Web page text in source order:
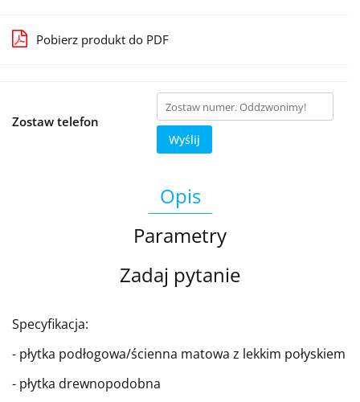
Pobierz produkt do PDF
Zostaw telefon
Wyślij
Opis
Parametry
Zadaj pytanie
Specyfikacja:
- płytka podłogowa/ścienna matowa z lekkim połyskiem
- płytka drewnopodobna